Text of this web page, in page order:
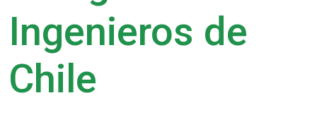
Ingenieros de
Chile